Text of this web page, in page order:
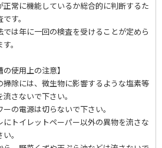
正常に機能しているか総合的に判断するた
す。
では年に一回の検査を受けることが定めら
。
の使用上の注意】
除には、微生物に影響するような塩素等
さないで下さい。
の電源は切らないで下さい。
トイレットペーパー以外の異物を流さな
。